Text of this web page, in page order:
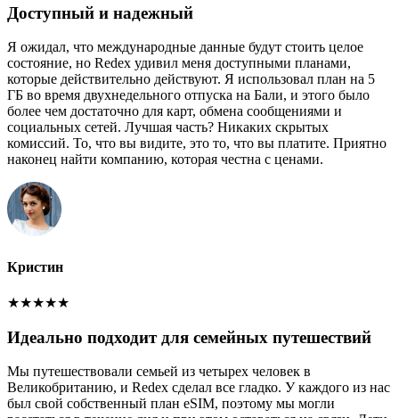
Доступный и надежный
Я ожидал, что международные данные будут стоить целое
состояние, но Redex удивил меня доступными планами,
которые действительно действуют. Я использовал план на 5
ГБ во время двухнедельного отпуска на Бали, и этого было
более чем достаточно для карт, обмена сообщениями и
социальных сетей. Лучшая часть? Никаких скрытых
комиссий. То, что вы видите, это то, что вы платите. Приятно
наконец найти компанию, которая честна с ценами.
Кристин
★★★★★
Идеально подходит для семейных путешествий
Мы путешествовали семьей из четырех человек в
Великобританию, и Redex сделал все гладко. У каждого из нас
был свой собственный план eSIM, поэтому мы могли